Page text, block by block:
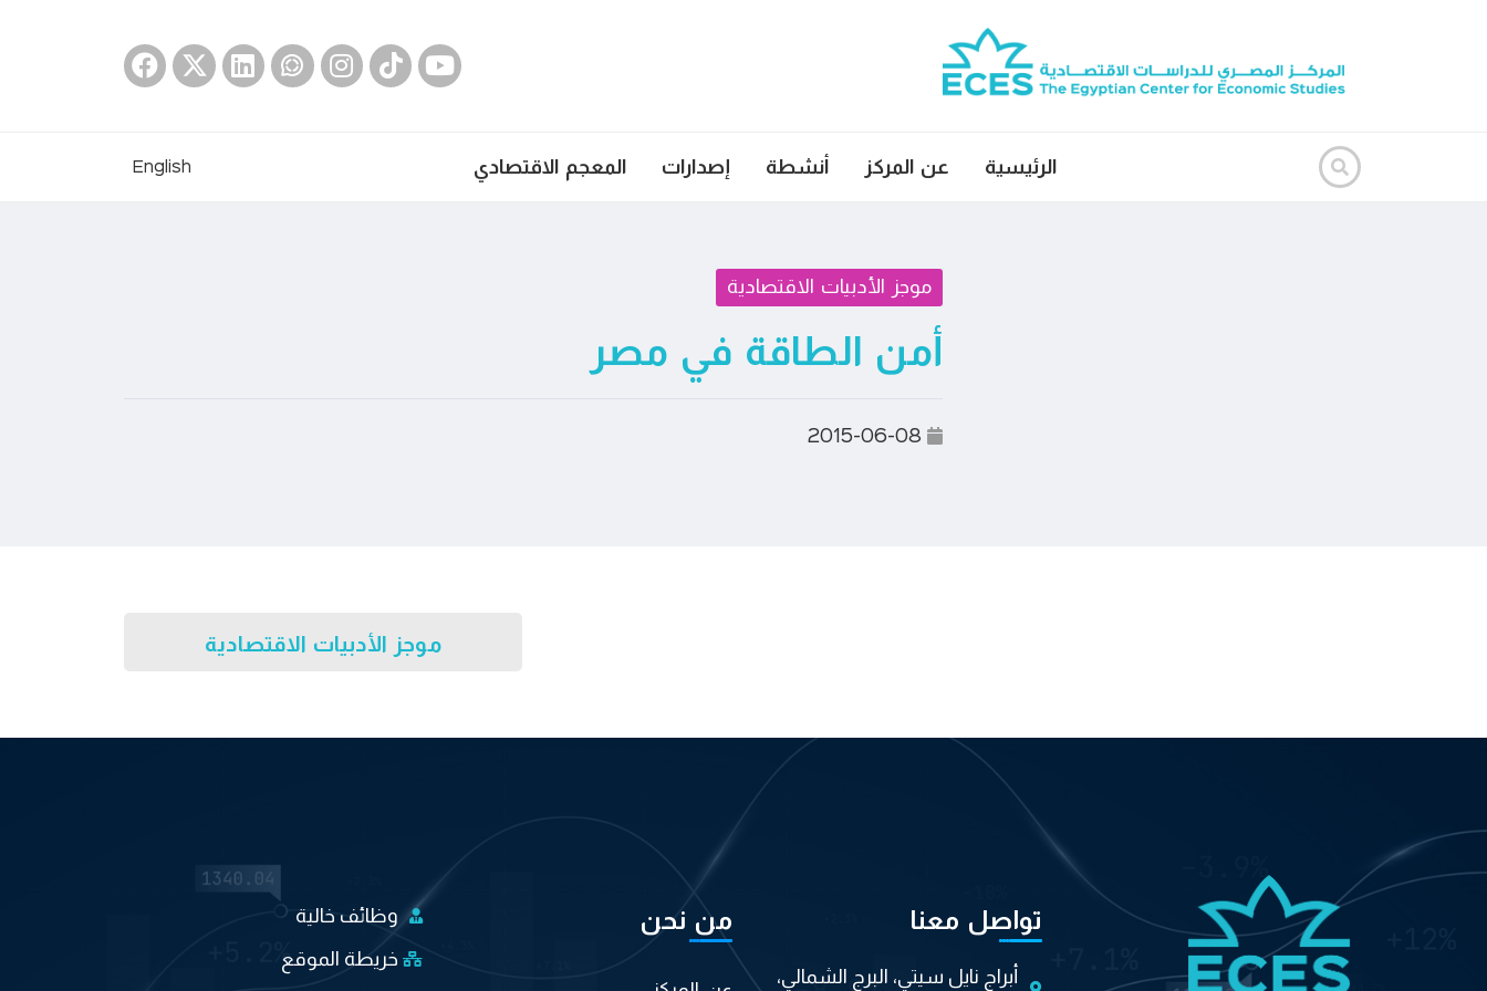
الرئيسية عن المركز أنشطة إصدارات المعجم الاقتصادي English
موجز الأدبيات الاقتصادية
أمن الطاقة في مصر
2015-06-08
موجز الأدبيات الاقتصادية
تواصل معنا
أبراج نايل سيتي، البرج الشمالي،
من نحن
وظائف خالية
خريطة الموقع